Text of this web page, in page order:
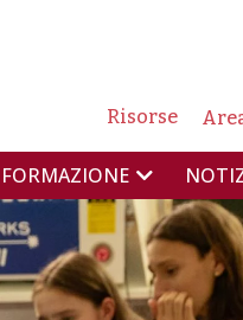
Risorse
FORMAZIONE